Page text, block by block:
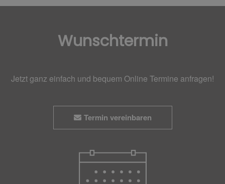
Wunschtermin
Jetzt ganz einfach und bequem Online Termine anfragen!
Termin vereinbaren